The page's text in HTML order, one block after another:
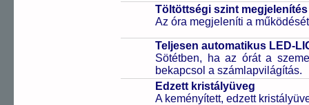
Töltöttségi szint megjelenítés
Az óra megjeleníti a
Teljesen automatikus LED-
Sötétben, ha az órát a
bekapcsol a számlapvilágítás.
Edzett kristályüveg
A keményített, edzett